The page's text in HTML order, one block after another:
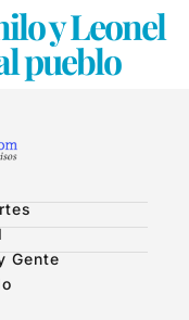
y Leonel
pueblo
Gente